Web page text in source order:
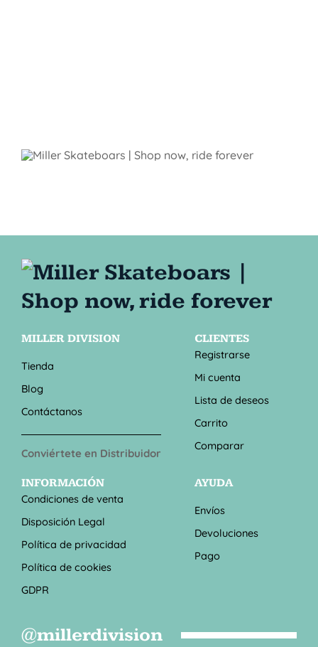
MILLER DIVISION
Tienda
Blog
Contáctanos
Conviértete en Distribuidor
CLIENTES
Registrarse
Mi cuenta
Lista de deseos
Carrito
Comparar
INFORMACIÓN
Condiciones de venta
Disposición Legal
Política de privacidad
Política de cookies
GDPR
AYUDA
Envíos
Devoluciones
Pago
@millerdivision